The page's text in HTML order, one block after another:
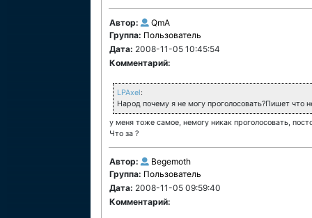
Автор:
QmA
Группа: Пользователь
Дата: 2008-11-05 10:45:54
Комментарий:
LPAxel:
Народ почему я не могу проголосовать?Пишет что
у меня тоже самое, немогу никак проголосовать,
Что за ?
Автор:
Begemoth
Группа: Пользователь
Дата: 2008-11-05 09:59:40
Комментарий: